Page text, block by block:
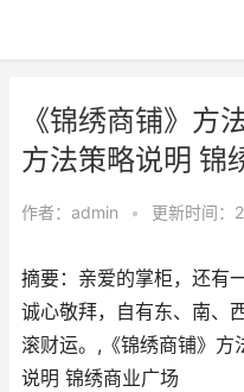
《锦绣商铺》方
方法策略说明 锦
作者： admin • 更新时间
摘要：亲爱的掌柜，还有
诚心敬拜，自有东、南、
滚财运。,《锦绣商铺》
说明 锦绣商业广场